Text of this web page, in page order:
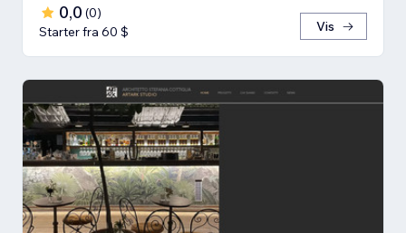
0,0 (0)
Starter fra 60 $
Vis